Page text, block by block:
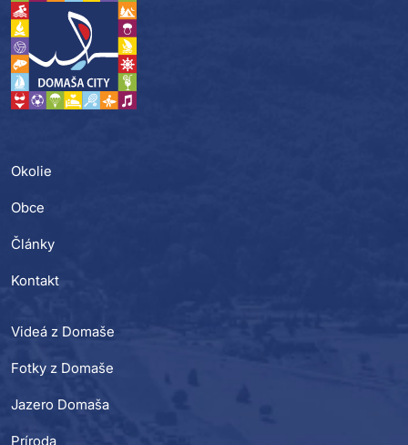
Okolie
Obce
Články
Kontakt
Videá z Domaše
Fotky z Domaše
Jazero Domaša
Príroda